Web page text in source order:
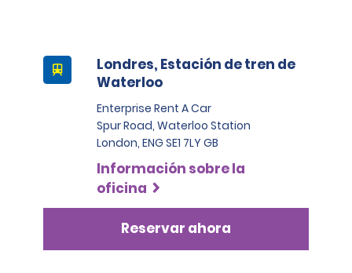
Londres, Estación de tren de
Waterloo
Enterprise Rent A Car
Spur Road, Waterloo Station
London, ENG SE1 7LY GB
Información sobre la
oficina
Reservar ahora